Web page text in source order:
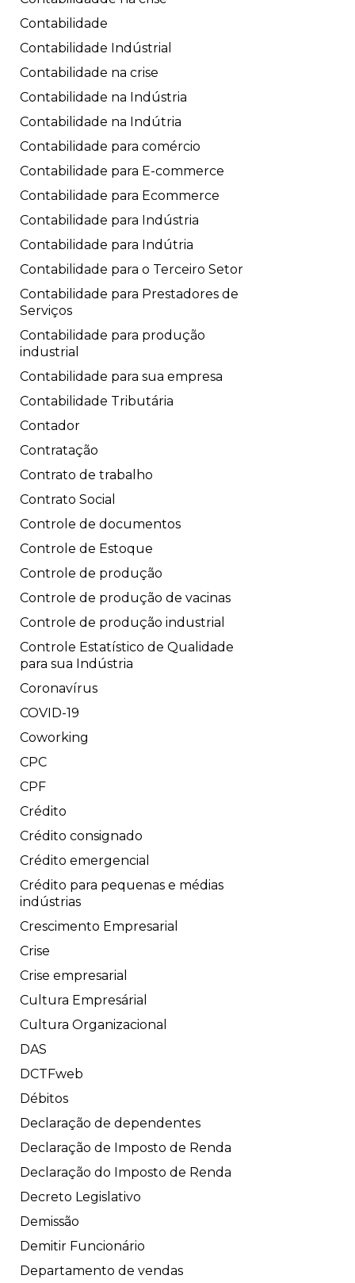
Contabilidade
Contabilidade Indústrial
Contabilidade na crise
Contabilidade na Indústria
Contabilidade na Indútria
Contabilidade para comércio
Contabilidade para E-commerce
Contabilidade para Ecommerce
Contabilidade para Indústria
Contabilidade para Indútria
Contabilidade para o Terceiro Setor
Contabilidade para Prestadores de
Serviços
Contabilidade para produção
industrial
Contabilidade para sua empresa
Contabilidade Tributária
Contador
Contratação
Contrato de trabalho
Contrato Social
Controle de documentos
Controle de Estoque
Controle de produção
Controle de produção de vacinas
Controle de produção industrial
Controle Estatístico de Qualidade
para sua Indústria
Coronavírus
COVID-19
Coworking
CPC
CPF
Crédito
Crédito consignado
Crédito emergencial
Crédito para pequenas e médias
indústrias
Crescimento Empresarial
Crise
Crise empresarial
Cultura Empresárial
Cultura Organizacional
DAS
DCTFweb
Débitos
Declaração de dependentes
Declaração de Imposto de Renda
Declaração do Imposto de Renda
Decreto Legislativo
Demissão
Demitir Funcionário
Departamento de vendas